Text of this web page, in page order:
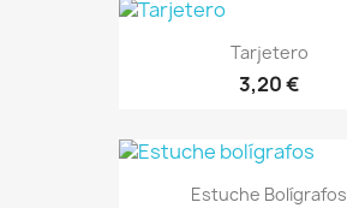
Tarjetero
3,20 €
Estuche Bolígrafos